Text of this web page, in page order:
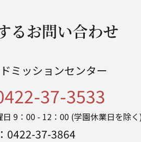
るお問い合わせ
ミッションセンター
37-3533
9：00 - 12：00 (学園休業日を除
0422-37-3864